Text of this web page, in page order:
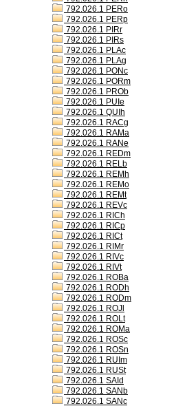
792.026.1 PERo
792.026.1 PERp
792.026.1 PIRr
792.026.1 PIRs
792.026.1 PLAc
792.026.1 PLAg
792.026.1 PONc
792.026.1 PORm
792.026.1 PROb
792.026.1 PUIe
792.026.1 QUIh
792.026.1 RACg
792.026.1 RAMa
792.026.1 RANe
792.026.1 REDm
792.026.1 RELb
792.026.1 REMh
792.026.1 REMo
792.026.1 REMt
792.026.1 REVc
792.026.1 RICh
792.026.1 RICp
792.026.1 RICt
792.026.1 RIMr
792.026.1 RIVc
792.026.1 RIVt
792.026.1 ROBa
792.026.1 RODh
792.026.1 RODm
792.026.1 ROJl
792.026.1 ROLt
792.026.1 ROMa
792.026.1 ROSc
792.026.1 ROSn
792.026.1 RUIm
792.026.1 RUSt
792.026.1 SAId
792.026.1 SANb
792.026.1 SANc